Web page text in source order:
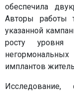
обеспечила
Авторы работы
указанной
росту уровня
имплантов